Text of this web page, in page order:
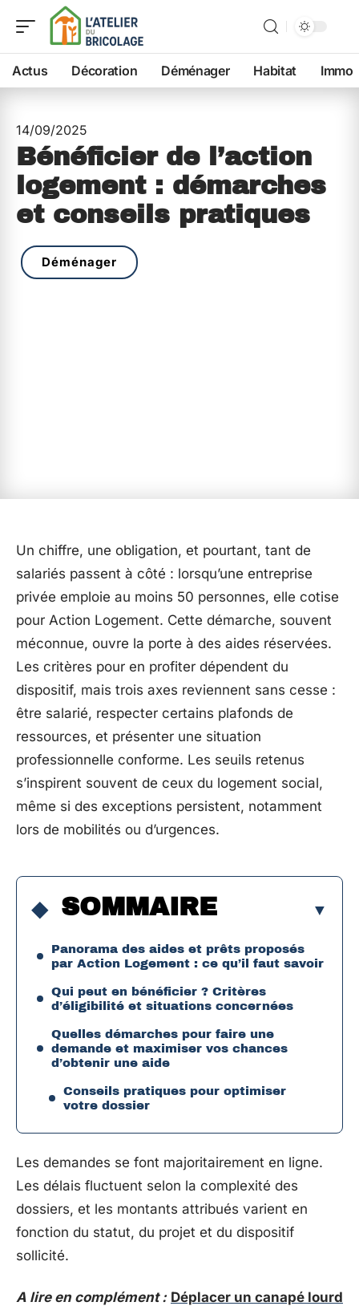
Actus Décoration Déménager Habitat Immo
14/09/2025
Bénéficier de l’action
logement : démarches
et conseils pratiques
Déménager
Un chiffre, une obligation, et pourtant, tant de
salariés passent à côté : lorsqu’une entreprise
privée emploie au moins 50 personnes, elle cotise
pour Action Logement. Cette démarche, souvent
méconnue, ouvre la porte à des aides réservées.
Les critères pour en profiter dépendent du
dispositif, mais trois axes reviennent sans cesse :
être salarié, respecter certains plafonds de
ressources, et présenter une situation
professionnelle conforme. Les seuils retenus
s’inspirent souvent de ceux du logement social,
même si des exceptions persistent, notamment
lors de mobilités ou d’urgences.
SOMMAIRE
Panorama des aides et prêts proposés
par Action Logement : ce qu’il faut savoir
Qui peut en bénéficier ? Critères
d’éligibilité et situations concernées
Quelles démarches pour faire une
demande et maximiser vos chances
d’obtenir une aide
Conseils pratiques pour optimiser
votre dossier
Les demandes se font majoritairement en ligne.
Les délais fluctuent selon la complexité des
dossiers, et les montants attribués varient en
fonction du statut, du projet et du dispositif
sollicité.
A lire en complément : Déplacer un canapé lourd